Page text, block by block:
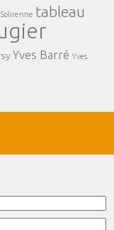
Solirenne tableau
Yves Barré Yves